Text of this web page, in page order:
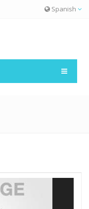
Spanish